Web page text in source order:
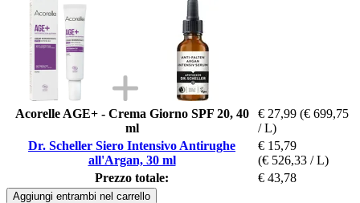
Acorelle AGE+ - Crema Giorno SPF 20, 40
ml
€ 27,99 (€ 699,75
/ L)
Dr. Scheller Siero Intensivo Antirughe
all'Argan, 30 ml
€ 15,79
(€ 526,33 / L)
Prezzo totale:
€ 43,78
Aggiungi entrambi nel carrello